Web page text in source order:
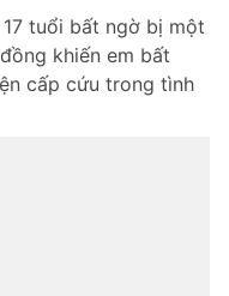
tuổi bất ngờ bị một
khiến em bất
cấp cứu trong tình